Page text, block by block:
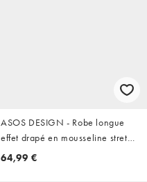
ASOS DESIGN - Robe longue
effet drapé en mousseline stretch
à imprimé fleuri - Rose
64,99 €